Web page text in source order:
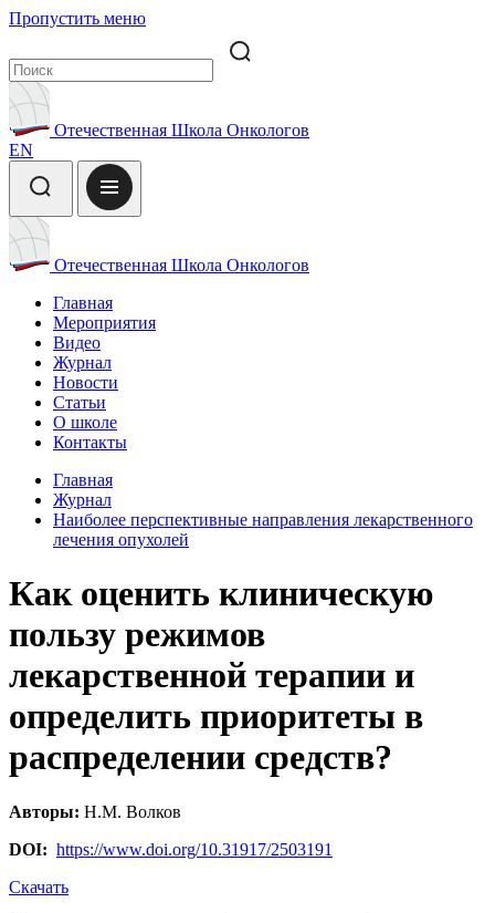
Пропустить меню
Отечественная Школа Онкологов
EN
Отечественная Школа Онкологов
Главная
Мероприятия
Видео
Журнал
Новости
Статьи
О школе
Контакты
Главная
Журнал
Наиболее перспективные направления лекарственного
лечения опухолей
Как оценить клиническую
пользу режимов
лекарственной терапии и
определить приоритеты в
распределении средств?
Авторы: Н.М. Волков
DOI: https://www.doi.org/10.31917/2503191
Скачать